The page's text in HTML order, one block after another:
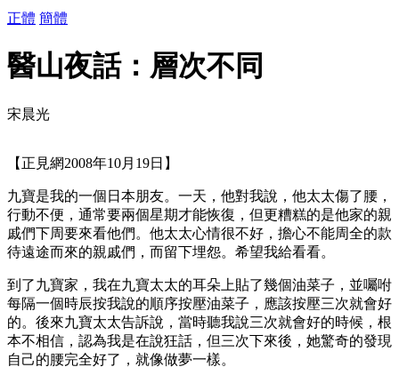
正體 簡體
醫山夜話：層次不同
宋晨光
【正見網2008年10月19日】
九寶是我的一個日本朋友。一天，他對我說，他太太傷了腰，
行動不便，通常要兩個星期才能恢復，但更糟糕的是他家的親
戚們下周要來看他們。他太太心情很不好，擔心不能周全的款
待遠途而來的親戚們，而留下埋怨。希望我給看看。
到了九寶家，我在九寶太太的耳朵上貼了幾個油菜子，並囑咐
每隔一個時辰按我說的順序按壓油菜子，應該按壓三次就會好
的。後來九寶太太告訴說，當時聽我說三次就會好的時候，根
本不相信，認為我是在說狂話，但三次下來後，她驚奇的發現
自己的腰完全好了，就像做夢一樣。